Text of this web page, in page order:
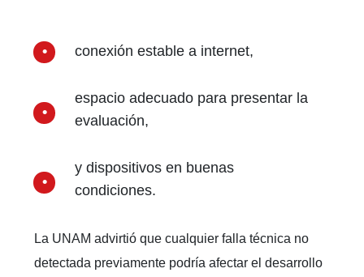
conexión estable a internet,
espacio adecuado para presentar la
evaluación,
y dispositivos en buenas
condiciones.
La UNAM advirtió que cualquier falla técnica no
detectada previamente podría afectar el desarrollo